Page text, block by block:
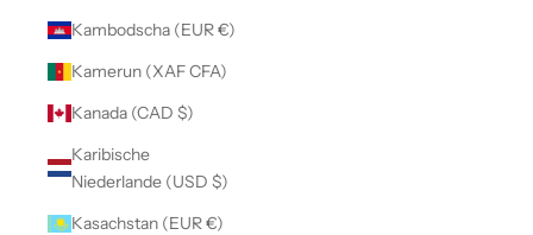
Kambodscha (EUR €)
Kamerun (XAF CFA)
Kanada (CAD $)
Karibische
Niederlande (USD $)
Kasachstan (EUR €)